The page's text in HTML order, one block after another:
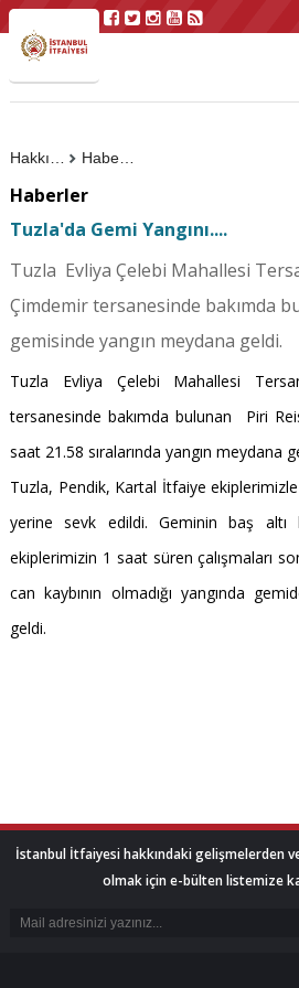
Haberler
Haberler
Tuzla'da Gemi Yangını....
Tuzla Evliya Çelebi Mahallesi
Çimdemir tersanesinde bakımda
gemisinde yangın meydana geldi.
Tuzla Evliya Çelebi Mahallesi
tersanesinde bakımda bulunan Piri
saat 21.58 sıralarında yangın meydana
Tuzla, Pendik, Kartal İtfaiye
yerine sevk edildi. Geminin baş altı
ekiplerimizin 1 saat süren çalışmaları
can kaybının olmadığı yangında
geldi.
İstanbul İtfaiyesi hakkındaki gelişmelerden
olmak için e-bülten listemize